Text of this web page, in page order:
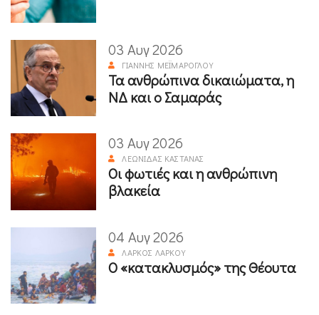
03 Αυγ 2026
ΓΙΆΝΝΗΣ ΜΕΪΜΆΡΟΓΛΟΥ
Τα ανθρώπινα δικαιώματα, η
ΝΔ και ο Σαμαράς
03 Αυγ 2026
ΛΕΩΝΊΔΑΣ ΚΑΣΤΑΝΆΣ
Οι φωτιές και η ανθρώπινη
βλακεία
04 Αυγ 2026
ΛΆΡΚΟΣ ΛΆΡΚΟΥ
Ο «κατακλυσμός» της Θέουτα